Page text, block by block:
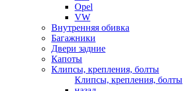
Opel
VW
Внутренняя обивка
Багажники
Двери задние
Капоты
Клипсы, крепления, болты
Клипсы, крепления, болты